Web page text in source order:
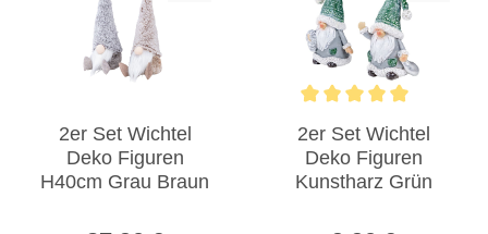
2er Set Wichtel
Deko Figuren
H40cm Grau Braun
Zwerg
2er Set Wichtel
Deko Figuren
Kunstharz Grün
Weihnachtsdeko